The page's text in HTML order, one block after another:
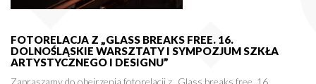
FOTORELACJA Z „GLASS BREAKS FREE. 16.
DOLNOŚLĄSKIE WARSZTATY I SYMPOZJUM SZKŁA
ARTYSTYCZNEGO I DESIGNU”
Zapraszamy do obejrzenia fotorelacji z „Glass breaks free. 16.